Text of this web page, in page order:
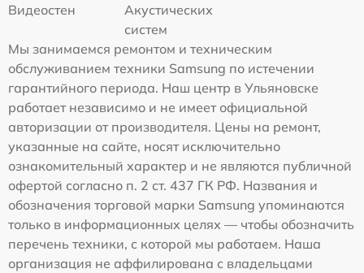
Видеостен
Акустических
систем
Мы занимаемся ремонтом и техническим
обслуживанием техники Samsung по истечении
гарантийного периода. Наш центр в Ульяновске
работает независимо и не имеет официальной
авторизации от производителя. Цены на ремонт,
указанные на сайте, носят исключительно
ознакомительный характер и не являются публичной
офертой согласно п. 2 ст. 437 ГК РФ. Названия и
обозначения торговой марки Samsung упоминаются
только в информационных целях — чтобы обозначить
перечень техники, с которой мы работаем. Наша
организация не аффилирована с владельцами